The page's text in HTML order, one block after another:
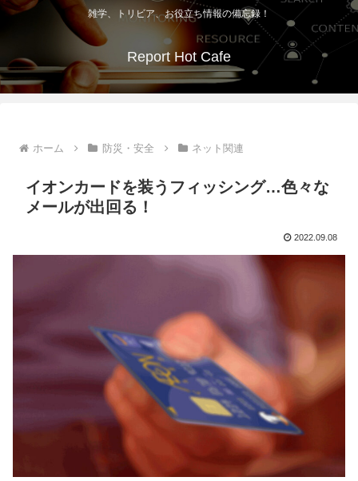
雑学、トリビア、お役立ち情報の備忘録！
Report Hot Cafe
ホーム 防災・安全 ネット関連
イオンカードを装うフィッシング…色々な
メールが出回る！
2022.09.08